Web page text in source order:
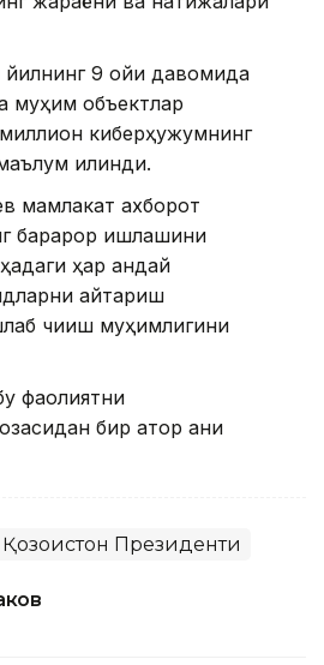
9 ойи давомида
муҳим объектлар
киберҳужумнинг
қилинди.
мамлакат ахборот
барқарор ишлашини
ҳар қандай
қайтариш
чиқиш муҳимлигини
фаолиятни
бир қатор аниқ
Қозоғистон Президенти